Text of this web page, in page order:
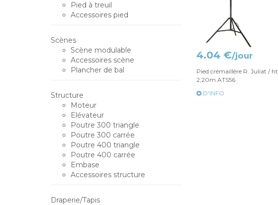
Pied à treuil
Accessoires pied
Scènes
Scène modulable
Accessoires scène
Plancher de bal
Structure
Moteur
Elévateur
Poutre 300 triangle
Poutre 300 carrée
Poutre 400 triangle
Poutre 400 carrée
Embase
Accessoires structure
Draperie/Tapis
4.04 €/jour
Pied crémaillère R. Juliat / ht
2,20m ATS56
D'INFO